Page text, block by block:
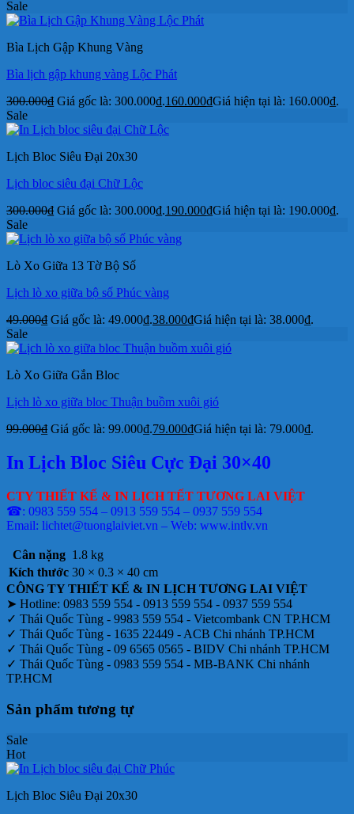
Sale
Bìa Lịch Gập Khung Vàng
Bìa lịch gập khung vàng Lộc Phát
300.000₫ Giá gốc là: 300.000₫.160.000₫Giá hiện tại là: 160.000₫.
Sale
Lịch Bloc Siêu Đại 20x30
Lịch bloc siêu đại Chữ Lộc
300.000₫ Giá gốc là: 300.000₫.190.000₫Giá hiện tại là: 190.000₫.
Sale
Lò Xo Giữa 13 Tờ Bộ Số
Lịch lò xo giữa bộ số Phúc vàng
49.000₫ Giá gốc là: 49.000₫.38.000₫Giá hiện tại là: 38.000₫.
Sale
Lò Xo Giữa Gắn Bloc
Lịch lò xo giữa bloc Thuận buồm xuôi gió
99.000₫ Giá gốc là: 99.000₫.79.000₫Giá hiện tại là: 79.000₫.
In Lịch Bloc Siêu Cực Đại 30×40
CTY THIẾT KẾ & IN LỊCH TẾT TƯƠNG LAI VIỆT
☎: 0983 559 554 – 0913 559 554 – 0937 559 554
Email: lichtet@tuonglaiviet.vn – Web: www.intlv.vn
Cân nặng 1.8 kg
Kích thước 30 × 0.3 × 40 cm
CÔNG TY THIẾT KẾ & IN LỊCH TƯƠNG LAI VIỆT
➤ Hotline: 0983 559 554 - 0913 559 554 - 0937 559 554
✓ Thái Quốc Tùng - 9983 559 554 - Vietcombank CN TP.HCM
✓ Thái Quốc Tùng - 1635 22449 - ACB Chi nhánh TP.HCM
✓ Thái Quốc Tùng - 09 6565 0565 - BIDV Chi nhánh TP.HCM
✓ Thái Quốc Tùng - 0983 559 554 - MB-BANK Chi nhánh
TP.HCM
Sản phẩm tương tự
Sale
Hot
Lịch Bloc Siêu Đại 20x30